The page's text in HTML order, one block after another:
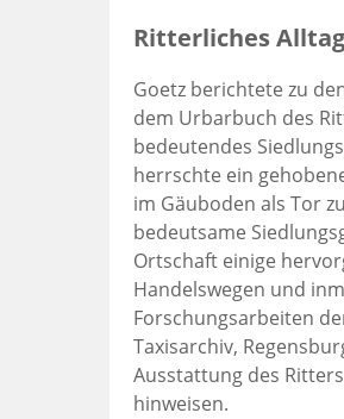
Ritterliches
Goetz berichtete zu
dem Urbarbuch des
bedeutendes
herrschte ein
im Gäuboden als Tor
bedeutsame
Ortschaft einige
Handelswegen und
Forschungsarbeiten
Taxisarchiv,
Ausstattung des
hinweisen.